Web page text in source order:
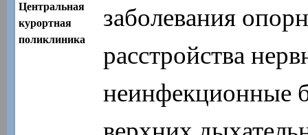
Центральная
курортная
поликлиника
заболевания
расстройства
неинфекционные